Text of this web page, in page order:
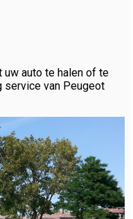
uw auto te halen of te
service van Peugeot